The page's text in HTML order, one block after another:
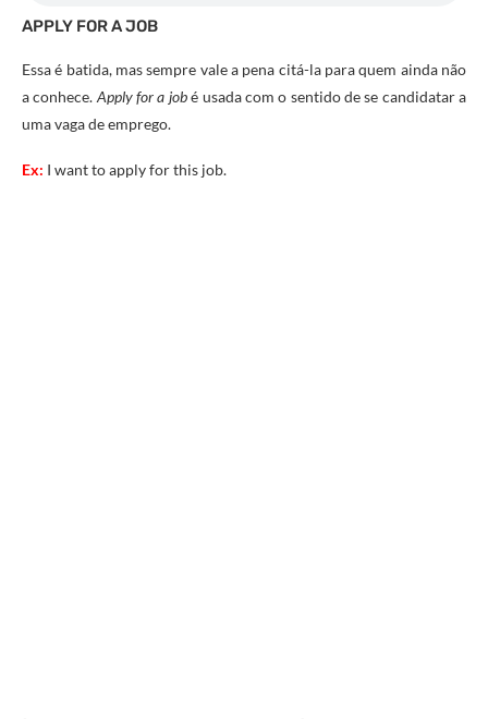
APPLY FOR A JOB
Essa é batida, mas sempre vale a pena citá-la para quem ainda não
a conhece.Apply for a jobé usada com o sentido de se candidatar a
uma vaga de emprego.
Ex: I want to apply for this job.